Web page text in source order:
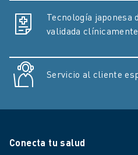
Tecnología japonesa
validada clínicamente
Servicio al cliente
Conecta tu salud